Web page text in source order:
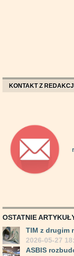
KONTAKT Z
OSTATNIE
TIM z drugim
2026-05-27
ASBIS